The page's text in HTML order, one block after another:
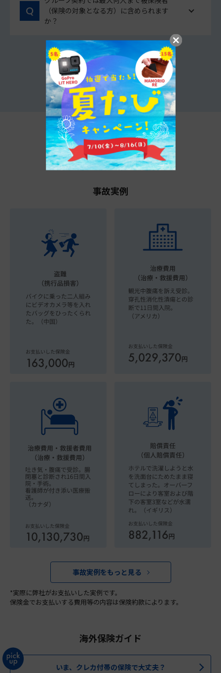
（保険の対象となる方）に含められます
か？
他のよくあるご質問をみる
t@biho情報局
事故実例
事故実例をもっと見る
*実際に弊社がお支払いした実例です。
保険金でお支払いする費用等の内容は保険約款によります。
海外保険ガイド
いま、クレカ付帯の保険で大丈夫？